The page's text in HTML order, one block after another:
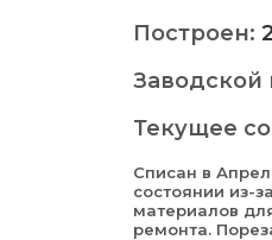
Построен:
Заводской
Текущее
Списан в
состоянии из-
материалов
ремонта.